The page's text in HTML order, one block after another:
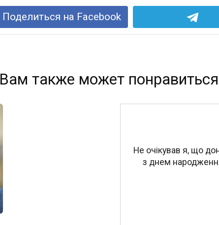
Поделиться на Facebook
Вам также может понравиться
Не oчiкував я, що
з днем